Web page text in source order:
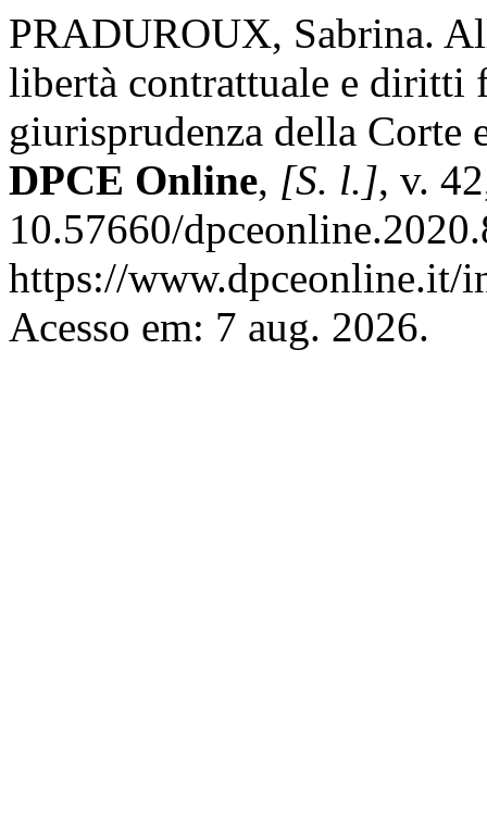
PRADUROUX, Sabrina.
libertà contrattuale e diritti
giurisprudenza della Corte
DPCE Online, [S. l.], v.
10.57660/
https://www.dpceonline.it/
Acesso em: 7 aug. 2026.